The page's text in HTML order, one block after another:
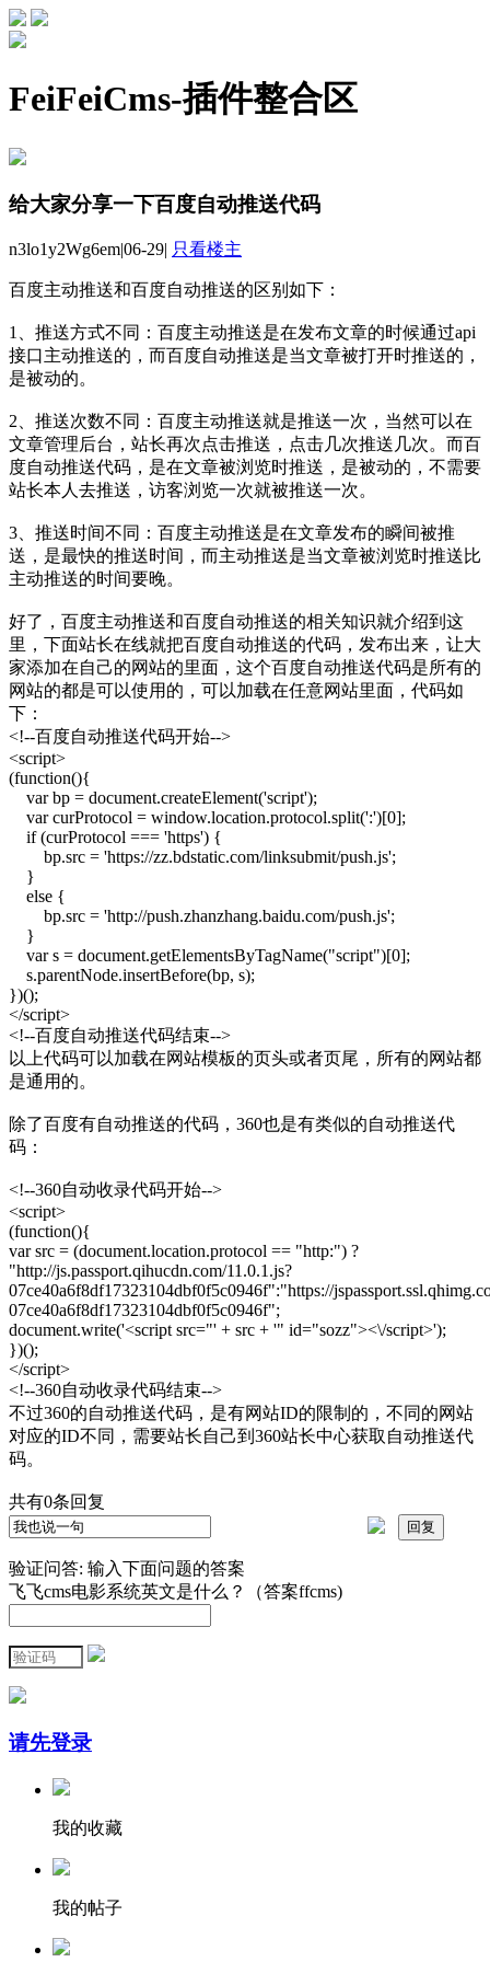
FeiFeiCms-插件整合区
给大家分享一下百度自动推送代码
n3lo1y2Wg6em|06-29| 只看楼主
百度主动推送和百度自动推送的区别如下：
1、推送方式不同：百度主动推送是在发布文章的时候通过api
接口主动推送的，而百度自动推送是当文章被打开时推送的，
是被动的。
2、推送次数不同：百度主动推送就是推送一次，当然可以在
文章管理后台，站长再次点击推送，点击几次推送几次。而百
度自动推送代码，是在文章被浏览时推送，是被动的，不需要
站长本人去推送，访客浏览一次就被推送一次。
3、推送时间不同：百度主动推送是在文章发布的瞬间被推
送，是最快的推送时间，而主动推送是当文章被浏览时推送比
主动推送的时间要晚。
好了，百度主动推送和百度自动推送的相关知识就介绍到这
里，下面站长在线就把百度自动推送的代码，发布出来，让大
家添加在自己的网站的里面，这个百度自动推送代码是所有的
网站的都是可以使用的，可以加载在任意网站里面，代码如
下：
<!--百度自动推送代码开始-->
<script>
(function(){
var bp = document.createElement('script');
var curProtocol = window.location.protocol.split(':')[0];
if (curProtocol === 'https') {
bp.src = 'https://zz.bdstatic.com/linksubmit/push.js';
}
else {
bp.src = 'http://push.zhanzhang.baidu.com/push.js';
}
var s = document.getElementsByTagName("script")[0];
s.parentNode.insertBefore(bp, s);
})();
</script>
<!--百度自动推送代码结束-->
以上代码可以加载在网站模板的页头或者页尾，所有的网站都
是通用的。
除了百度有自动推送的代码，360也是有类似的自动推送代
码：
<!--360自动收录代码开始-->
<script>
(function(){
var src = (document.location.protocol == "http:") ?
"http://js.passport.qihucdn.com/11.0.1.js?
07ce40a6f8df17323104dbf0f5c0946f":"https://
07ce40a6f8df17323104dbf0f5c0946f";
document.write('<script src="' + src + '" id="sozz"><\/script>');
})();
</script>
<!--360自动收录代码结束-->
不过360的自动推送代码，是有网站ID的限制的，不同的网站
对应的ID不同，需要站长自己到360站长中心获取自动推送代
码。
共有0条回复
验证问答: 输入下面问题的答案
飞飞cms电影系统英文是什么？（答案ffcms)
请先登录
我的收藏
我的帖子